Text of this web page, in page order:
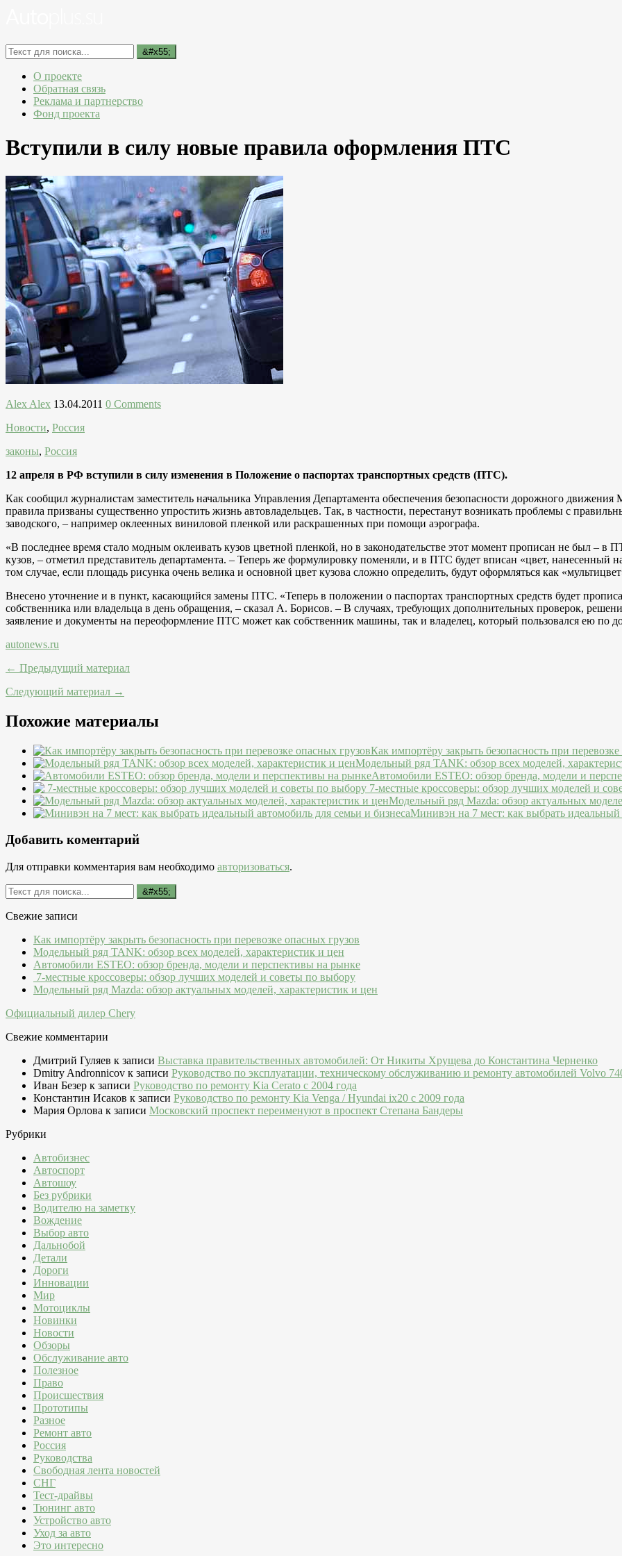
О проекте
Обратная связь
Реклама и партнерство
Фонд проекта
Вступили в силу новые правила оформления ПТС
Alex Alex 13.04.2011 0 Comments
Новости, Россия
законы, Россия
12 апреля в РФ вступили в силу изменения в Положение о паспортах транспортных средств (ПТС).
Как сообщил журналистам заместитель начальника Управления Департамента обеспечения безопасности дорожного
правила призваны существенно упростить жизнь автовладельцев. Так, в частности, перестанут возникать проблемы с
заводского, – например оклеенных виниловой пленкой или раскрашенных при помощи аэрографа.
«В последнее время стало модным оклеивать кузов цветной пленкой, но в законодательстве этот момент прописан не был –
кузов, – отметил представитель департамента. – Теперь же формулировку поменяли, и в ПТС будет вписан «цвет, нанесенный
том случае, если площадь рисунка очень велика и основной цвет кузова сложно определить, будут оформляться как
Внесено уточнение и в пункт, касающийся замены ПТС. «Теперь в положении о паспортах транспортных средств будет
собственника или владельца в день обращения, – сказал А. Борисов. – В случаях, требующих дополнительных проверок,
заявление и документы на переоформление ПТС может как собственник машины, так и владелец, который пользовался ею по
autonews.ru
← Предыдущий материал
Следующий материал →
Похожие материалы
Как импортёру закрыть безопасность при
Модельный ряд TANK: обзор всех моделей,
Автомобили ESTEO: обзор бренда, модели и
7-местные кроссоверы: обзор лучших моделей и
Модельный ряд Mazda: обзор актуальных
Минивэн на 7 мест: как выбрать идеальный
Добавить коментарий
Для отправки комментария вам необходимо авторизоваться.
Свежие записи
Как импортёру закрыть безопасность при перевозке опасных грузов
Модельный ряд TANK: обзор всех моделей, характеристик и цен
Автомобили ESTEO: обзор бренда, модели и перспективы на рынке
7-местные кроссоверы: обзор лучших моделей и советы по выбору
Модельный ряд Mazda: обзор актуальных моделей, характеристик и цен
Официальный дилер Chery
Свежие комментарии
Дмитрий Гуляев к записи Выставка правительственных автомобилей: От Никиты Хрущева до Константина Черненко
Dmitry Andronnicov к записи Руководство по эксплуатации, техническому обслуживанию и ремонту автомобилей Volvo
Иван Безер к записи Руководство по ремонту Kia Cerato c 2004 года
Константин Исаков к записи Руководство по ремонту Kia Venga / Hyundai ix20 c 2009 года
Мария Орлова к записи Московский проспект переименуют в проспект Степана Бандеры
Рубрики
Автобизнес
Автоспорт
Автошоу
Без рубрики
Водителю на заметку
Вождение
Выбор авто
Дальнобой
Детали
Дороги
Инновации
Мир
Мотоциклы
Новинки
Новости
Обзоры
Обслуживание авто
Полезное
Право
Происшествия
Прототипы
Разное
Ремонт авто
Россия
Руководства
Свободная лента новостей
СНГ
Тест-драйвы
Тюнинг авто
Устройство авто
Уход за авто
Это интересно